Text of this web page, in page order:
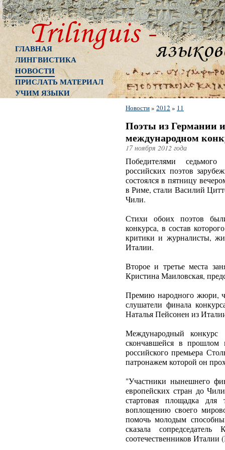
ГЛАВНАЯ
ЛИНГВИСТИКА
НОВОСТИ
ПРИСЛАТЬ МАТЕРИАЛ
УЧИМ ЯЗЫКИ
Новости» 2012 » 11
Поэты из Германии
международном
17 ноября 2012 года
Победителями
российских поэтов
состоялся в пятницу
в Риме, стали Василий
Чили.
Стихи обоих поэтов
конкурса, в состав
критики и журналисты,
Италии.
Второе и третье места
Кристина Маиловская,
Премию народного жюри,
слушатели финала
Наталья Пейсонен из
Международный конкурс
скончавшейся в прошлом
российского премьера
патронажем которой он
"Участники нынешнего
европейских стран до
стартовая площадка для
воплощению своего
помочь молодым
сказала сопредседатель
соотечественников